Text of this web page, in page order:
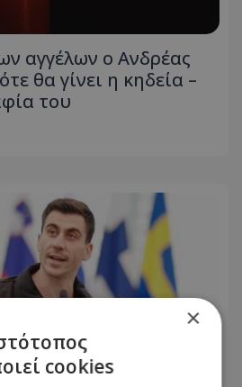
αγγέλων ο Ανδρέας
θα γίνει η κηδεία –
του
×
cookies